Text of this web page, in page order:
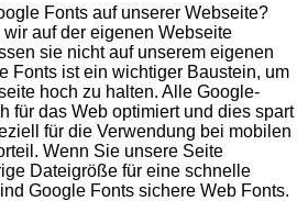
Fonts auf unserer Webseite?
auf der eigenen Webseite
sie nicht auf unserem eigenen
Fonts ist ein wichtiger Baustein, um
hoch zu halten. Alle Google-
für das Web optimiert und dies spart
für die Verwendung bei mobilen
Wenn Sie unsere Seite
Dateigröße für eine schnelle
Google Fonts sichere Web Fonts.